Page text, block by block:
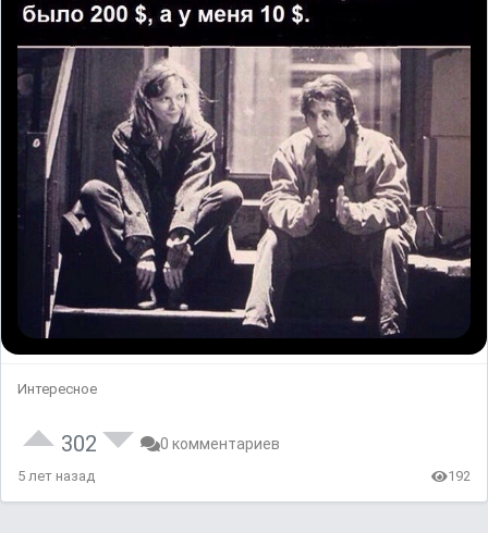
Интересное
302 0 комментариев
5 лет назад 192